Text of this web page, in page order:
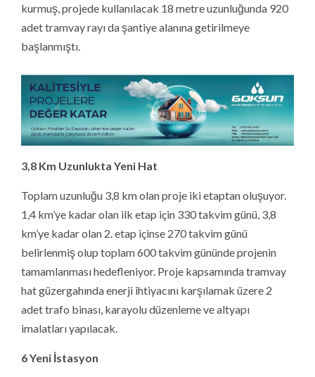
kurmuş, projede kullanılacak 18 metre uzunluğunda 920
adet tramvay rayı da şantiye alanına getirilmeye
başlanmıştı.
3,8 Km Uzunlukta Yeni Hat
Toplam uzunluğu 3,8 km olan proje iki etaptan oluşuyor.
1,4 km’ye kadar olan ilk etap için 330 takvim günü, 3,8
km’ye kadar olan 2. etap içinse 270 takvim günü
belirlenmiş olup toplam 600 takvim gününde projenin
tamamlanması hedefleniyor. Proje kapsamında tramvay
hat güzergahında enerji ihtiyacını karşılamak üzere 2
adet trafo binası, karayolu düzenleme ve altyapı
imalatları yapılacak.
6 Yeni İstasyon